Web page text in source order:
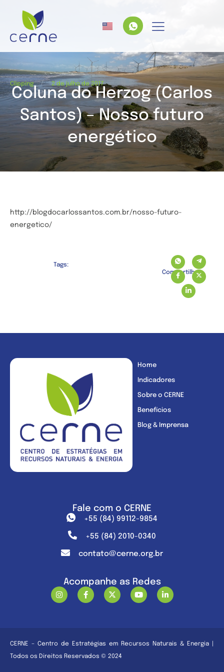
Clipping / 2 de julho de 2017
Coluna do Herzog (Carlos
Santos) – Nosso futuro
energético
http://blogdocarlossantos.com.br/nosso-futuro-
energetico/
Tags:
Compartilhe:
Home
Indicadores
Sobre o CERNE
Benefícios
Blog & Imprensa
Fale com o CERNE
+55 (84) 99112-9854
+55 (84) 2010-0340
contato@cerne.org.br
Acompanhe as Redes
CERNE – Centro de Estratégias em Recursos Naturais & Energia |
Todos os Direitos Reservados © 2024